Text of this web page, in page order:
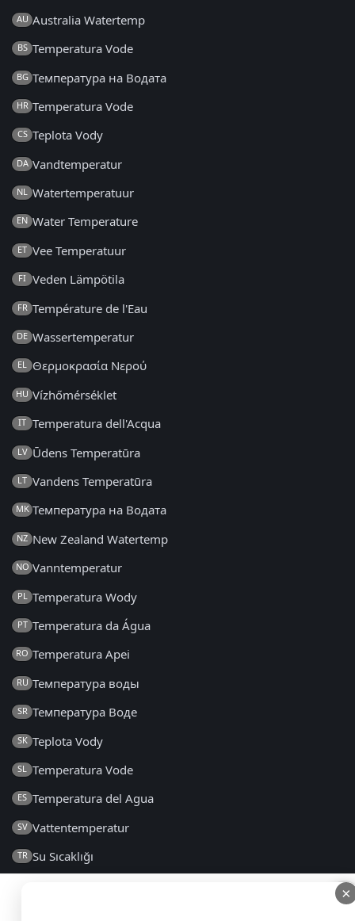
×
AU Australia Watertemp
BS Temperatura Vode
BG Температура на Водата
HR Temperatura Vode
CS Teplota Vody
DA Vandtemperatur
NL Watertemperatuur
EN Water Temperature
ET Vee Temperatuur
FI Veden Lämpötila
FR Température de l'Eau
DE Wassertemperatur
EL Θερμοκρασία Νερού
HU Vízhőmérséklet
IT Temperatura dell'Acqua
LV Ūdens Temperatūra
LT Vandens Temperatūra
MK Температура на Водата
NZ New Zealand Watertemp
NO Vanntemperatur
PL Temperatura Wody
PT Temperatura da Água
RO Temperatura Apei
RU Температура воды
SR Температура Воде
SK Teplota Vody
SL Temperatura Vode
ES Temperatura del Agua
SV Vattentemperatur
TR Su Sıcaklığı
×